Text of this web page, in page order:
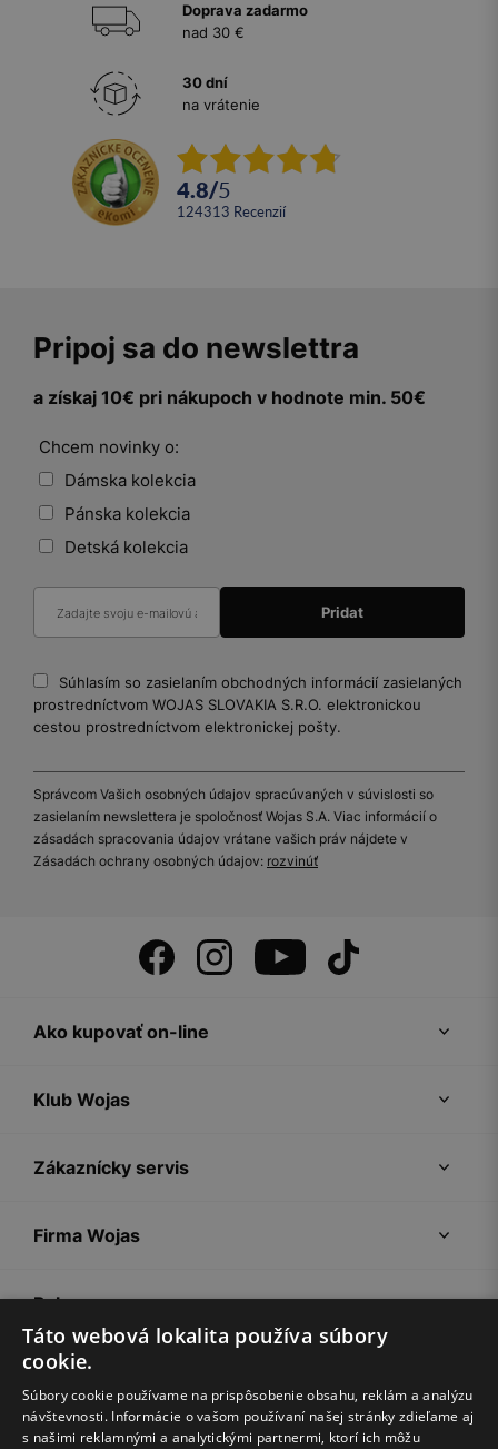
Doprava zadarmo
nad 30 €
30 dní
na vrátenie
4.8/5
124313 recenzií
Pripoj sa do newslettra
a získaj 10€ pri nákupoch v hodnote min. 50€
Chcem novinky o:
Dámska kolekcia
Pánska kolekcia
Detská kolekcia
Súhlasím so zasielaním obchodných informácií zasielaných
prostredníctvom WOJAS SLOVAKIA S.R.O. elektronickou
cestou prostredníctvom elektronickej pošty.
Správcom Vašich osobných údajov spracúvaných v súvislosti so
zasielaním newslettera je spoločnosť Wojas S.A. Viac informácií o
zásadách spracovania údajov vrátane vašich práv nájdete v
Zásadách ochrany osobných údajov: rozvinúť
Ako kupovať on-line
Klub Wojas
Zákaznícky servis
Firma Wojas
Pokyny
Táto webová lokalita používa súbory
cookie.
Súbory cookie používame na prispôsobenie obsahu, reklám a analýzu
návštevnosti. Informácie o vašom používaní našej stránky zdieľame aj
s našimi reklamnými a analytickými partnermi, ktorí ich môžu